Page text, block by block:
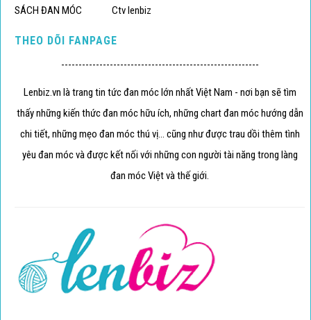
SÁCH ĐAN MÓC
Ctv lenbiz
THEO DÕI FANPAGE
---------------------------------------------------------
Lenbiz.vn là trang tin tức đan móc lớn nhất Việt Nam - nơi bạn sẽ tìm
thấy những kiến thức đan móc hữu ích, những chart đan móc hướng dẫn
chi tiết, những mẹo đan móc thú vị... cũng như được trau dồi thêm tình
yêu đan móc và được kết nối với những con người tài năng trong làng
đan móc Việt và thế giới.